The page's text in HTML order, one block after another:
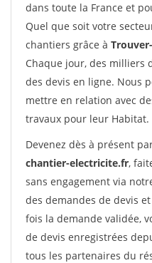
dans toute la France et
Quel que soit votre
chantiers grâce à
Chaque jour, des milliers
des devis en ligne. Nous
mettre en relation avec
travaux pour leur Habitat.
Devenez dès à présent
chantier-electricite.fr,
sans engagement via
des demandes de devis
fois la demande validée,
de devis enregistrées
tous les partenaires du